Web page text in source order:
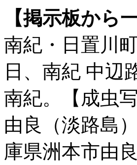
【掲示板から
南紀・日置川
日、南紀 中辺
南紀。【成虫
由良（淡路島
庫県洲本市由